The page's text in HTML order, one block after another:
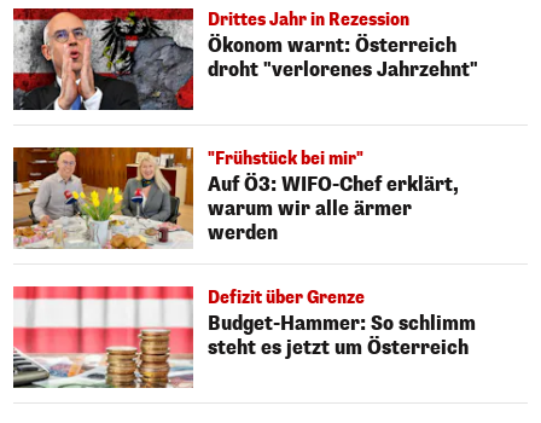
Drittes Jahr in Rezession
Ökonom warnt: Österreich
droht "verlorenes Jahrzehnt"
"Frühstück bei mir"
Auf Ö3: WIFO-Chef erklärt,
warum wir alle ärmer
werden
Defizit über Grenze
Budget-Hammer: So schlimm
steht es jetzt um Österreich